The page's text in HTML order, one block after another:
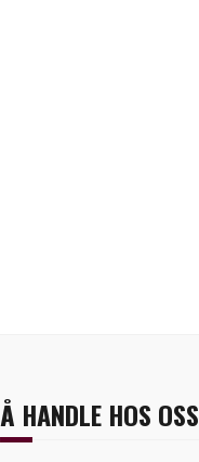
Å HANDLE HOS OSS